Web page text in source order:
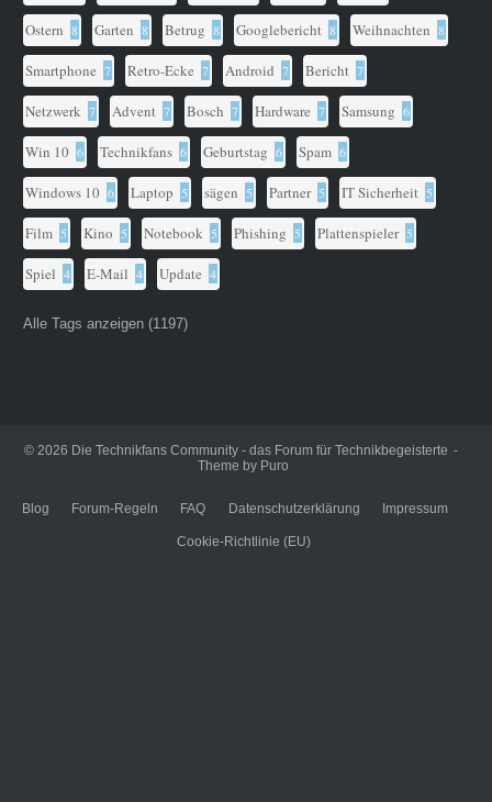
Ostern 8 Garten 8 Betrug 8 Googlebericht 8 Weihnachten 8
Smartphone 7 Retro-Ecke 7 Android 7 Bericht 7
Netzwerk 7 Advent 7 Bosch 7 Hardware 7 Samsung 6
Win 10 6 Technikfans 6 Geburtstag 6 Spam 6
Windows 10 6 Laptop 5 sägen 5 Partner 5 IT Sicherheit 5
Film 5 Kino 5 Notebook 5 Phishing 5 Plattenspieler 5
Spiel 4 E-Mail 4 Update 4
Alle Tags anzeigen (1197)
© 2026 Die Technikfans Community - das Forum für Technikbegeisterte
Theme by Puro
Blog Forum-Regeln FAQ Datenschutzerklärung Impressum
Cookie-Richtlinie (EU)